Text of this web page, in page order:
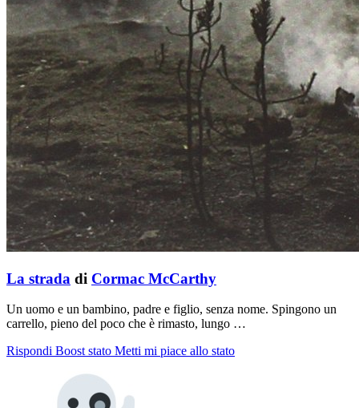
La strada di Cormac McCarthy
Un uomo e un bambino, padre e figlio, senza nome. Spingono un
carrello, pieno del poco che è rimasto, lungo …
Rispondi Boost stato Metti mi piace allo stato